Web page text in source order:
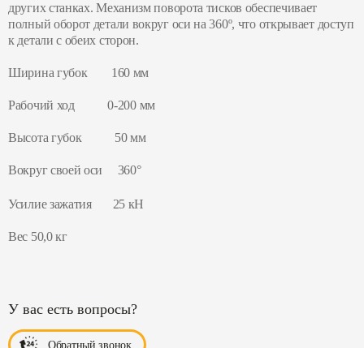
других станках. Механизм поворота тисков обеспечивает
полный оборот детали вокруг оси на 360º, что открывает доступ
к детали с обеих сторон.
Ширина губок 160 мм
Рабочий ход 0-200 мм
Высота губок 50 мм
Вокруг своей оси 360°
Усилие зажатия 25 кН
Вес 50,0 кг
У вас есть вопросы?
Обратный звонок